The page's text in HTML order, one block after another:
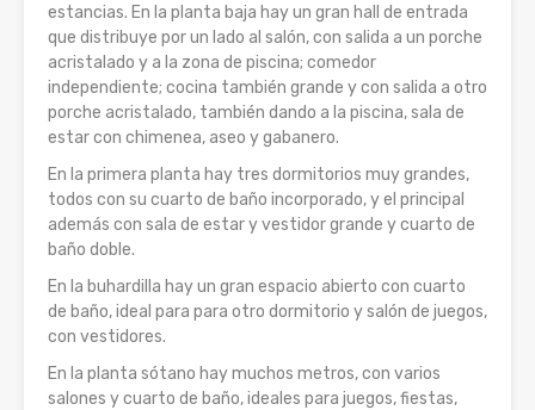
estancias. En la planta baja hay un gran hall de entrada
que distribuye por un lado al salón, con salida a un porche
acristalado y a la zona de piscina; comedor
independiente; cocina también grande y con salida a otro
porche acristalado, también dando a la piscina, sala de
estar con chimenea, aseo y gabanero.
En la primera planta hay tres dormitorios muy grandes,
todos con su cuarto de baño incorporado, y el principal
además con sala de estar y vestidor grande y cuarto de
baño doble.
En la buhardilla hay un gran espacio abierto con cuarto
de baño, ideal para para otro dormitorio y salón de juegos,
con vestidores.
En la planta sótano hay muchos metros, con varios
salones y cuarto de baño, ideales para juegos, fiestas,